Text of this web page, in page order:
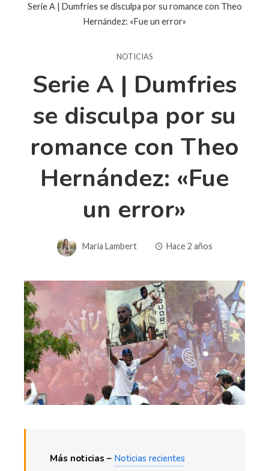
Serie A | Dumfries se disculpa por su romance con Theo
Hernández: «Fue un error»
NOTICIAS
Serie A | Dumfries
se disculpa por su
romance con Theo
Hernández: «Fue
un error»
Maria Lambert Hace 2 años
Más noticias – Noticias recientes